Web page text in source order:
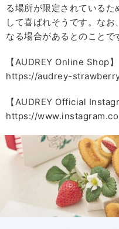
る場所が限定されているた
して喜ばれそうです。な
なる場合があるとのことで
【AUDREY Online Shop】
https://audrey-
【AUDREY Official
https://